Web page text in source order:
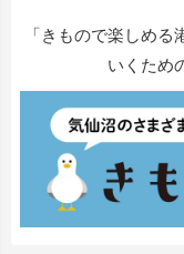
「きもので楽しめ
いくため